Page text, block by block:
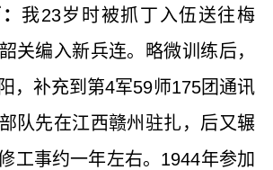
我23岁时被抓丁入伍送往梅
关编入新兵连。略微训练后，
，补充到第4军59师175团通讯
队先在江西赣州驻扎，后又辗
工事约一年左右。 1944年参加